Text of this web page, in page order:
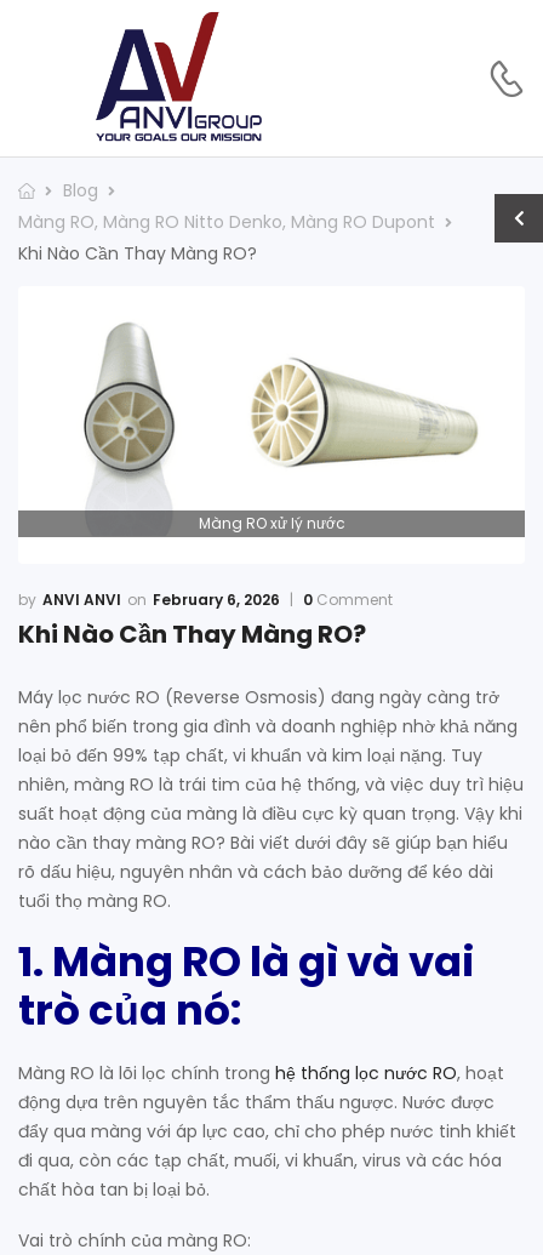
Blog
Màng RO, Màng RO Nitto Denko, Màng RO Dupont
Khi Nào Cần Thay Màng RO?
Màng RO xử lý nước
ANVI ANVI February 6, 2026 0 Comment
Khi Nào Cần Thay Màng RO?
Máy lọc nước RO (Reverse Osmosis) đang ngày càng trở
nên phổ biến trong gia đình và doanh nghiệp nhờ khả năng
loại bỏ đến 99% tạp chất, vi khuẩn và kim loại nặng. Tuy
nhiên, màng RO là trái tim của hệ thống, và việc duy trì hiệu
suất hoạt động của màng là điều cực kỳ quan trọng. Vậy khi
nào cần thay màng RO? Bài viết dưới đây sẽ giúp bạn hiểu
rõ dấu hiệu, nguyên nhân và cách bảo dưỡng để kéo dài
tuổi thọ màng RO.
1. Màng RO là gì và vai
trò của nó:
Màng RO là lõi lọc chính trong hệ thống lọc nước RO, hoạt
động dựa trên nguyên tắc thẩm thấu ngược. Nước được
đẩy qua màng với áp lực cao, chỉ cho phép nước tinh khiết
đi qua, còn các tạp chất, muối, vi khuẩn, virus và các hóa
chất hòa tan bị loại bỏ.
Vai trò chính của màng RO: